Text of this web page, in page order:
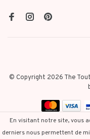
© Copyright 2026 The
En visitant notre site, vous
derniers nous permettent de